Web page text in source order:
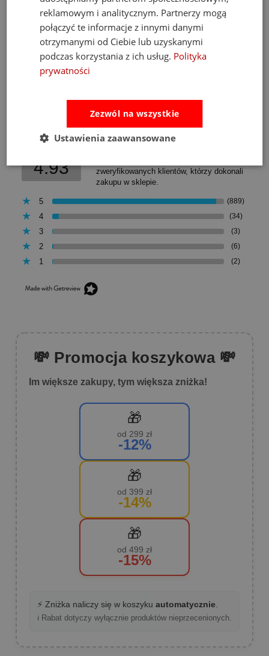
Najniższa cena: 469,00 zł
do koszyka
Ocena sklepu
4.93
zweryfikowanych klientów, którzy dokonali
zakupu w sklepie.
5 (889)
4 (34)
3 (3)
2 (6)
1 (2)
💸 Promocja koszykowa 💸
Im większe zakupy, tym większa zniżka!
🎁
od 299 zł
-12%
🎁
od 399 zł
-14%
🎁
od 499 zł
-15%
⚡ Zniżka naliczy się w koszyku automatycznie.
ℹ️ Rabat dotyczy wyłącznie produktów nieprzecenionych.
reklamowym i analitycznym. Partnerzy mogą
połączyć te informacje z innymi danymi
otrzymanymi od Ciebie lub uzyskanymi
podczas korzystania z ich usług. Polityka
prywatności
Zezwól na wszystkie
Ustawienia zaawansowane